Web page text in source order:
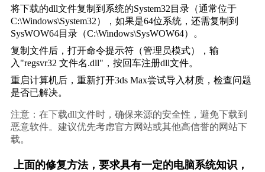
将下载的dll文件复制到系统的System32目录（通常位于
C:\Windows\System32），如果是64位系统，还需复制到
SysWOW64目录（C:\Windows\SysWOW64）。
复制文件后，打开命令提示符（管理员模式），输
入"regsvr32 文件名.dll"，按回车注册dll文件。
重启计算机后，重新打开3ds Max尝试导入材质，检查问题
是否已解决。
注意：在下载dll文件时，确保来源的安全性，避免下载到
恶意软件。建议优先考虑官方网站或其他高信誉的网站下
载。
上面的修复方法，要求具有一定的电脑系统知识，